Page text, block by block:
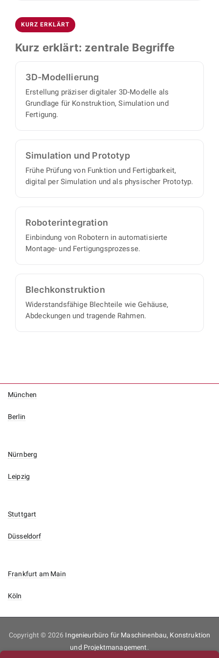
Details und besprechen Ihr konkretes Projekt.
Anschließend übernimmt BOJKO die
Umsetzung vollständig: Sie benötigen keinen
eigenen Projektmanager, denn wir arbeiten
Ihnen einen vollständigen Satz an
Konstruktionsunterlagen, mit minimalem
Abstimmungs- und Aufsichtsaufwand auf Ihrer
Seite.
Inventor erstellen wir präzise 3D-Modelle,
Simulationen und Prototypen, die sich nahtlos
in Ihre Betriebsabläufe einfügen. So sichern wir
Funktion und Fertigbarkeit früh ab.
KURZ ERKLÄRT
Kurz erklärt: zentrale Begriffe
3D-Modellierung
Erstellung präziser digitaler 3D-Modelle als
Grundlage für Konstruktion, Simulation und
Fertigung.
Simulation und Prototyp
Frühe Prüfung von Funktion und Fertigbarkeit,
digital per Simulation und als physischer Prototyp.
Roboter­integration
Einbindung von Robotern in automatisierte
Montage- und Fertigungsprozesse.
Blech­konstruktion
Widerstandsfähige Blechteile wie Gehäuse,
Abdeckungen und tragende Rahmen.
München
Berlin
Nürnberg
Leipzig
Stuttgart
Düsseldorf
Frankfurt am Main
Köln
Copyright © 2026 Ingenieurbüro für Maschinenbau, Konstruktion
und Projektmanagement.